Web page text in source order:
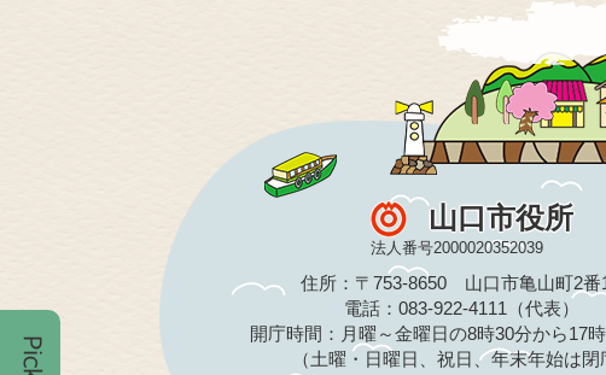
山口市役所
法人番号2000020352039
住所：〒753-8650 山口市亀山町2番
電話：083-922-4111（代表）
開庁時間：月曜～金曜日の8時30分から17
（土曜・日曜日、祝日、年末年始は閉